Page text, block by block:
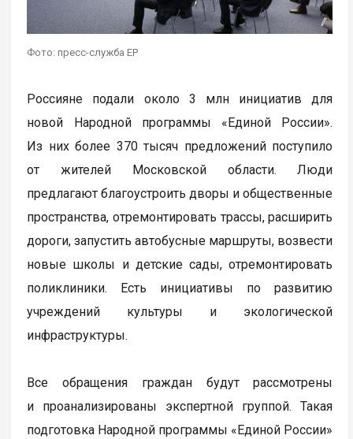
Фото: пресс-служба ЕР
Россияне подали около 3 млн инициатив для
новой Народной программы «Единой России».
Из них более 370 тысяч предложений поступило
от жителей Московской области. Люди
предлагают благоустроить дворы и общественные
пространства, отремонтировать трассы, расширить
дороги, запустить автобусные маршруты, возвести
новые школы и детские сады, отремонтировать
поликлиники. Есть инициативы по развитию
учреждений культуры и экологической
инфраструктуры.
Все обращения граждан будут рассмотрены
и проанализированы экспертной группой. Такая
подготовка Народной программы «Единой России»